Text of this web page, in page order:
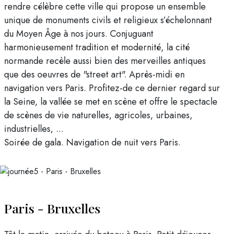
rendre célèbre cette ville qui propose un ensemble
unique de monuments civils et religieux s’échelonnant
du Moyen Âge à nos jours. Conjuguant
harmonieusement tradition et modernité, la cité
normande recèle aussi bien des merveilles antiques
que des oeuvres de "street art". Après-midi en
navigation vers Paris. Profitez-de ce dernier regard sur
la Seine, la vallée se met en scène et offre le spectacle
de scènes de vie naturelles, agricoles, urbaines,
industrielles, ...
Soirée de gala. Navigation de nuit vers Paris.
Paris - Bruxelles